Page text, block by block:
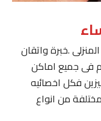
.خبرة واتقان
جميع اماكن
فكل اخصائيه
من انواع